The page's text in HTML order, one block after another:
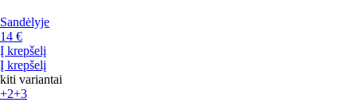
Sandėlyje
14 €
Į krepšelį
Į krepšelį
kiti variantai
+2+3